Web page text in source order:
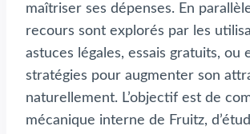
maîtriser ses dépenses. En
recours sont explorés par les
astuces légales, essais gratuits, ou
stratégies pour augmenter son
naturellement. L’objectif est de
mécanique interne de Fruitz,